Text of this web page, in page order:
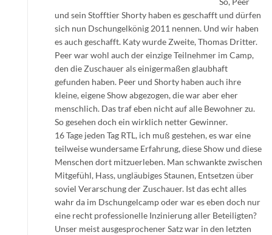
und sein Stofftier Shorty haben es geschafft und dürfen
sich nun Dschungelkönig 2011 nennen. Und wir haben
es auch geschafft. Katy wurde Zweite, Thomas Dritter.
Peer war wohl auch der einzige Teilnehmer im Camp,
den die Zuschauer als einigermaßen glaubhaft
gefunden haben. Peer und Shorty haben auch ihre
kleine, eigene Show abgezogen, die war aber eher
menschlich. Das traf eben nicht auf alle Bewohner zu.
So gesehen doch ein wirklich netter Gewinner.
16 Tage jeden Tag RTL, ich muß gestehen, es war eine
teilweise wundersame Erfahrung, diese Show und diese
Menschen dort mitzuerleben. Man schwankte zwischen
Mitgefühl, Hass, ungläubiges Staunen, Entsetzen über
soviel Verarschung der Zuschauer. Ist das echt alles
wahr da im Dschungelcamp oder war es eben doch nur
eine recht professionelle Inzinierung aller Beteiligten?
Unser meist ausgesprochener Satz war in den letzten